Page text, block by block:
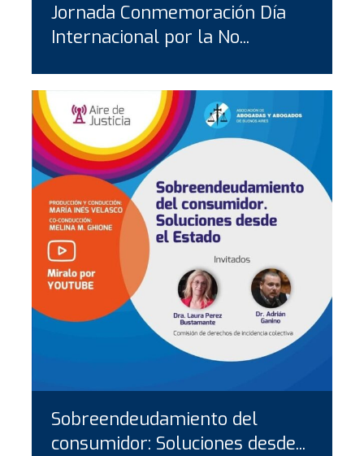
Jornada Conmemoración Día
Internacional por la No...
Sobreendeudamiento del
consumidor: Soluciones desde...